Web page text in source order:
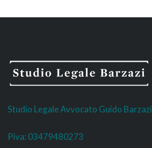
Studio Legale Avvocato Guido Barzazi
Piva: 03479480273